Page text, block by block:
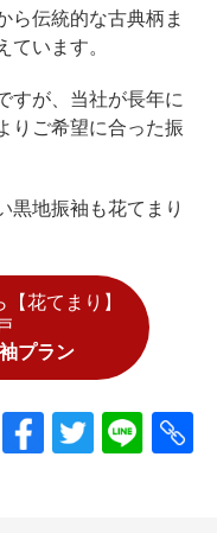
ら伝統的な古典柄ま
ています。
すが、当社が長年に
りご希望に合った振
黒地振袖も花てまり
花てまり】
プラン